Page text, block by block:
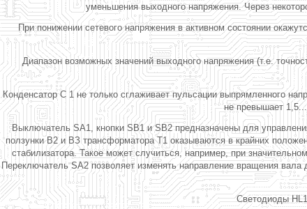
уменьшения выходного напряжения. Через
При понижении сетевого напряжения в активном состоянии
Диапазон возможных значений выходного напряжения (т.е.
Конденсатор С 1 не только сглаживает пульсации выпрямленного
не превышает 1,5...
Выключатель SA1, кнопки SB1 и SB2 предназначены для
ползунки В2 и ВЗ трансформатора Т1 оказываются в крайних
стабилизатора. Такое может случиться, например, при
Переключатель SA2 позволяет изменять направление вращения
Светодиоды